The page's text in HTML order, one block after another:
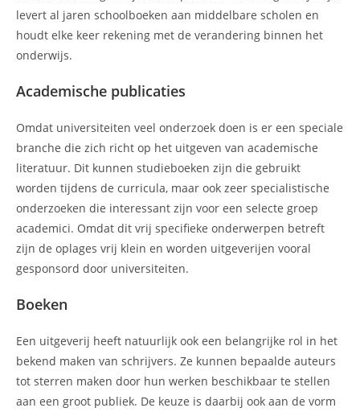
levert al jaren schoolboeken aan middelbare scholen en
houdt elke keer rekening met de verandering binnen het
onderwijs.
Academische publicaties
Omdat universiteiten veel onderzoek doen is er een speciale
branche die zich richt op het uitgeven van academische
literatuur. Dit kunnen studieboeken zijn die gebruikt
worden tijdens de curricula, maar ook zeer specialistische
onderzoeken die interessant zijn voor een selecte groep
academici. Omdat dit vrij specifieke onderwerpen betreft
zijn de oplages vrij klein en worden uitgeverijen vooral
gesponsord door universiteiten.
Boeken
Een uitgeverij heeft natuurlijk ook een belangrijke rol in het
bekend maken van schrijvers. Ze kunnen bepaalde auteurs
tot sterren maken door hun werken beschikbaar te stellen
aan een groot publiek. De keuze is daarbij ook aan de vorm